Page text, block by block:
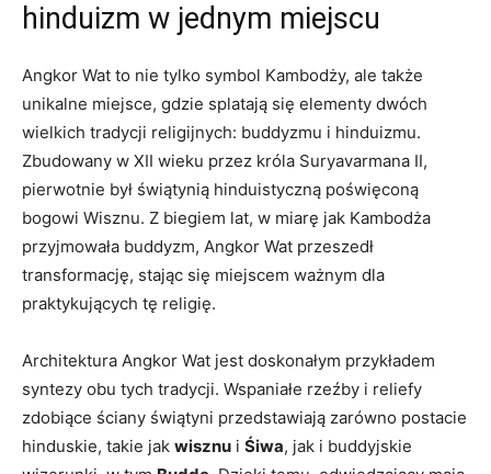
hinduizm w jednym miejscu
Angkor Wat to nie tylko symbol Kambodży, ale także
unikalne miejsce, gdzie splatają się elementy dwóch
wielkich tradycji religijnych: buddyzmu i hinduizmu.
Zbudowany w XII wieku przez króla Suryavarmana II,
pierwotnie był świątynią hinduistyczną poświęconą
bogowi Wisznu. Z biegiem lat, w miarę jak Kambodża
przyjmowała buddyzm, Angkor Wat przeszedł
transformację, stając się miejscem ważnym dla
praktykujących tę religię.
Architektura Angkor Wat jest doskonałym przykładem
syntezy obu tych tradycji. Wspaniałe rzeźby i reliefy
zdobiące ściany świątyni przedstawiają zarówno postacie
hinduskie, takie jak wisznu i Śiwa, jak i buddyjskie